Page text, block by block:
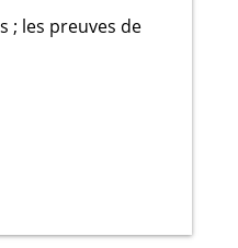
; les preuves de